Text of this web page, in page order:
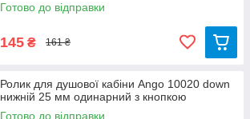
Готово до відправки
145 ₴ 161 ₴
Ролик для душової кабіни Ango 10020 down
нижній 25 мм одинарний з кнопкою
Готово до відправки